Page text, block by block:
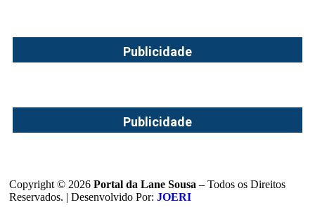
Publicidade
Publicidade
Copyright © 2026 Portal da Lane Sousa – Todos os Direitos
Reservados. | Desenvolvido Por: JOERI